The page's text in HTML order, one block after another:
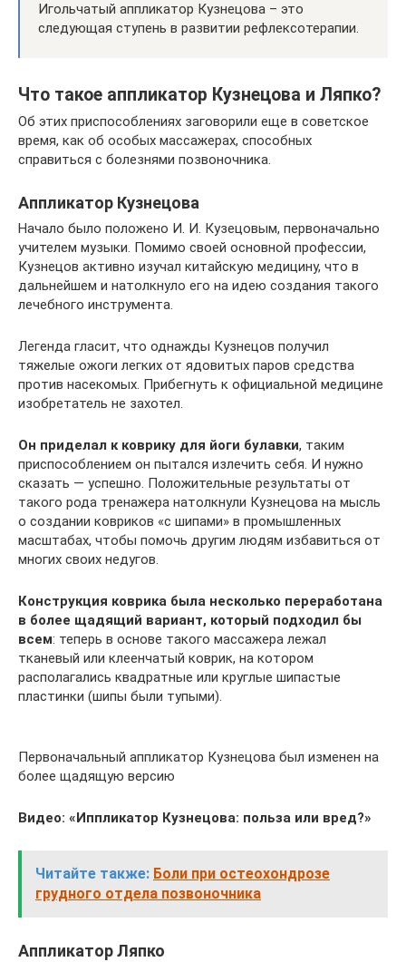
Игольчатый аппликатор Кузнецова – это
следующая ступень в развитии рефлексотерапии.
Что такое аппликатор Кузнецова и Ляпко?
Об этих приспособлениях заговорили еще в советское
время, как об особых массажерах, способных
справиться с болезнями позвоночника.
Аппликатор Кузнецова
Начало было положено И. И. Кузецовым, первоначально
учителем музыки. Помимо своей основной профессии,
Кузнецов активно изучал китайскую медицину, что в
дальнейшем и натолкнуло его на идею создания такого
лечебного инструмента.
Легенда гласит, что однажды Кузнецов получил
тяжелые ожоги легких от ядовитых паров средства
против насекомых. Прибегнуть к официальной медицине
изобретатель не захотел.
Он приделал к коврику для йоги булавки, таким
приспособлением он пытался излечить себя. И нужно
сказать — успешно. Положительные результаты от
такого рода тренажера натолкнули Кузнецова на мысль
о создании ковриков «с шипами» в промышленных
масштабах, чтобы помочь другим людям избавиться от
многих своих недугов.
Конструкция коврика была несколько переработана
в более щадящий вариант, который подходил бы
всем: теперь в основе такого массажера лежал
тканевый или клеенчатый коврик, на котором
располагались квадратные или круглые шипастые
пластинки (шипы были тупыми).
Первоначальный аппликатор Кузнецова был изменен на
более щадящую версию
Видео: «Иппликатор Кузнецова: польза или вред?»
Читайте также: Боли при остеохондрозе
грудного отдела позвоночника
Аппликатор Ляпко